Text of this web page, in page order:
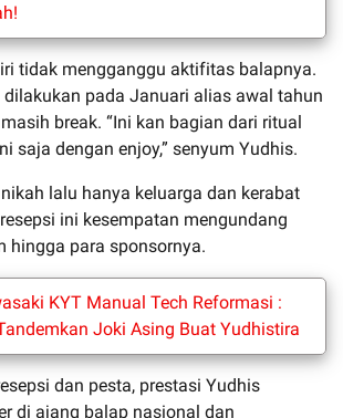
tidak mengganggu aktifitas balapnya.
dilakukan pada Januari alias awal tahun
break. “Ini kan bagian dari ritual
saja dengan enjoy,” senyum Yudhis.
lalu hanya keluarga dan kerabat
ini kesempatan mengundang
hingga para sponsornya.
KYT Manual Tech Reformasi :
Joki Asing Buat Yudhistira
dan pesta, prestasi Yudhis
di ajang balap nasional dan